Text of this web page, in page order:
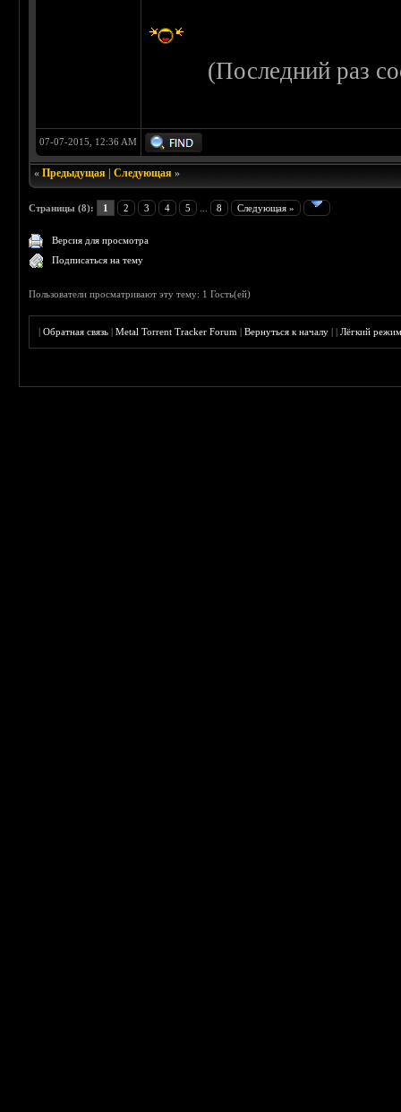
(Последний раз
07-07-2015, 12:36 AM
«Предыдущая |Следующая »
Страницы (8): 1 2 3 4 5 8 Следующая »
Версия для просмотра
Подписаться на тему
Пользователи просматривают эту тему: 1 Гость(ей)
|Обратная связь |Metal Torrent Tracker Forum |Вернуться к началу ||Лёгкий